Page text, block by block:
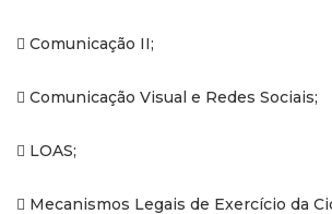
 Comunicação II;
 Comunicação Visual e Redes Sociais;
 LOAS;
 Mecanismos Legais de Exercício da